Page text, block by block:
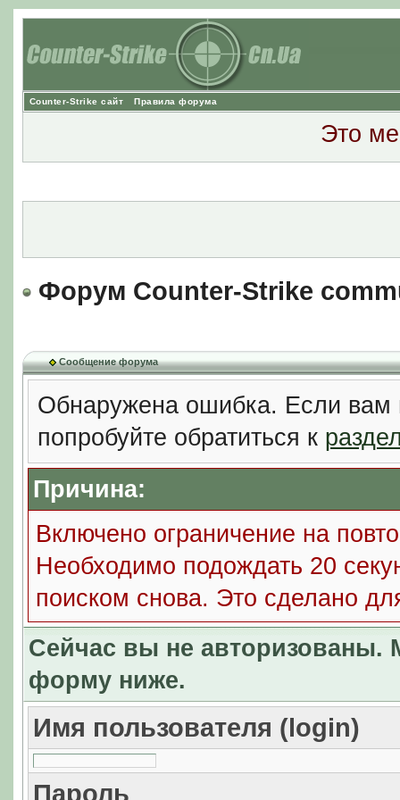
Counter-Strike сайт Правила форума
Это
Форум Counter-Strike
Сообщение форума
Обнаружена ошибка. Если вам
попробуйте обратиться к
Причина:
Включено ограничение на
Необходимо подождать 20
поиском снова. Это сделано
Сейчас вы не авторизованы.
форму ниже.
Имя пользователя (login)
Пароль